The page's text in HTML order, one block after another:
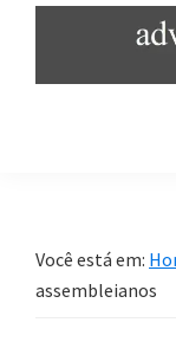
main
sidebar
que
Você está em:
assembleianos